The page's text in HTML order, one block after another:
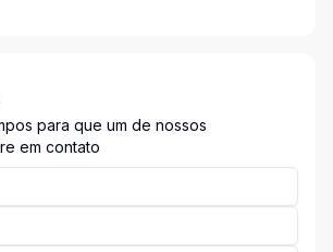
para que um de nossos
em contato